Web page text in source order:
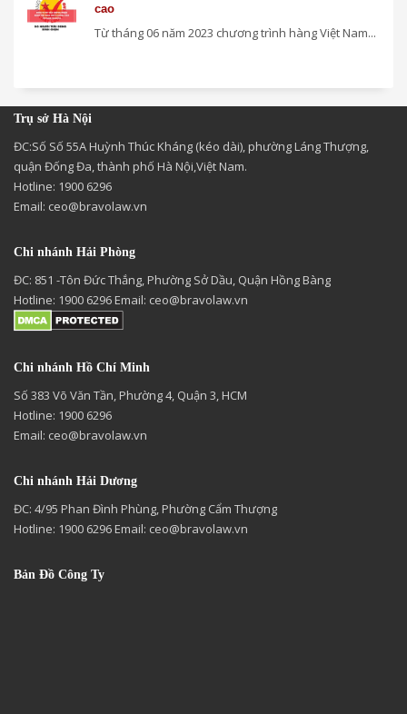
cao
Từ tháng 06 năm 2023 chương trình hàng Việt Nam...
Trụ sở Hà Nội
ĐC:Số Số 55A Huỳnh Thúc Kháng (kéo dài), phường Láng Thượng,
quận Đống Đa, thành phố Hà Nội,Việt Nam.
Hotline: 1900 6296
Email: ceo@bravolaw.vn
Chi nhánh Hải Phòng
ĐC: 851 -Tôn Đức Thắng, Phường Sở Dầu, Quận Hồng Bàng
Hotline: 1900 6296 Email: ceo@bravolaw.vn
Chi nhánh Hồ Chí Minh
Số 383 Võ Văn Tần, Phường 4, Quận 3, HCM
Hotline: 1900 6296
Email: ceo@bravolaw.vn
Chi nhánh Hải Dương
ĐC: 4/95 Phan Đình Phùng, Phường Cẩm Thượng
Hotline: 1900 6296 Email: ceo@bravolaw.vn
Bản Đồ Công Ty